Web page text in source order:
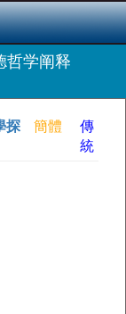
哲学阐释
探
簡體
傳
統